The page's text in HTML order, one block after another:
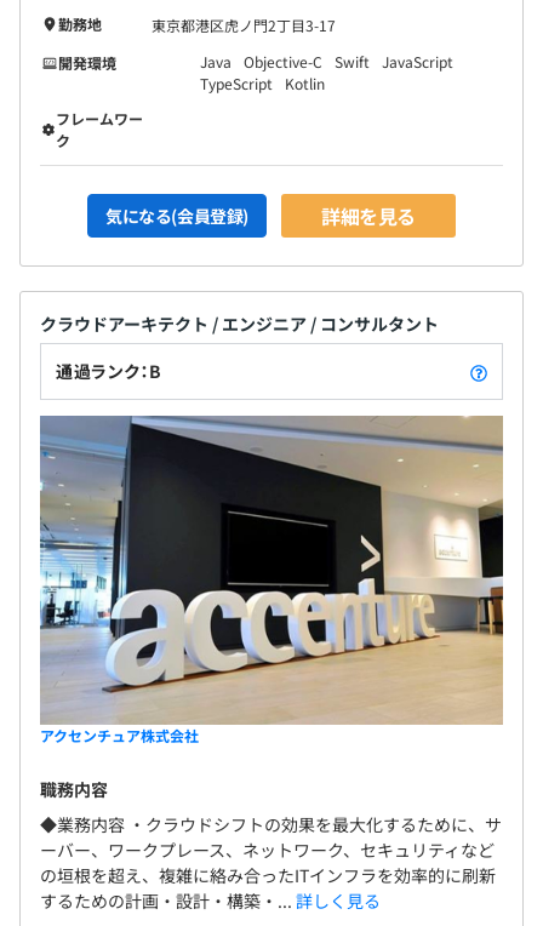
勤務地
東京都港区虎ノ門2丁目3-17
開発環境
Java Objective-C Swift
JavaScript
TypeScript
Kotlin
フレームワー
ク
気になる(会員登録) 詳細を見る
クラウドアーキテクト / エンジニア / コンサルタント
通過ランク：B
アクセンチュア株式会社
職務内容
◆業務内容 ・クラウドシフトの効果を最大化するために、サ
ーバー、ワークプレース、ネットワーク、セキュリティなど
の垣根を超え、複雑に絡み合ったITインフラを効率的に刷新
するための計画・設計・構築・... 詳しく見る